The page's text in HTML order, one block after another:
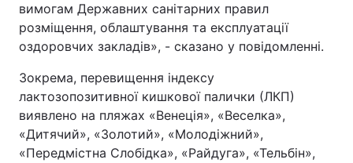
вимогам Державних санітарних правил
розміщення, облаштування та експлуатації
оздоровчих закладів», - сказано у повідомленні.
Зокрема, перевищення індексу
лактозопозитивної кишкової палички (ЛКП)
виявлено на пляжах «Венеція», «Веселка»,
«Дитячий», «Золотий», «Молодіжний»,
«Передмістна Слобідка», «Райдуга», «Тельбін»,